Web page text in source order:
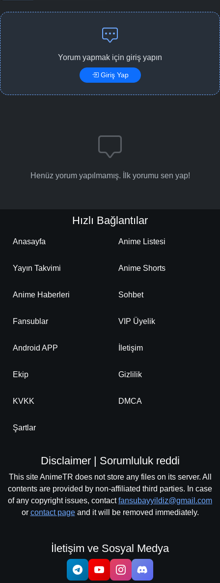
Yorum yapmak için giriş yapın
Giriş Yap
Henüz yorum yapılmamış. İlk yorumu sen yap!
Hızlı Bağlantılar
Anasayfa Anime Listesi
Yayın Takvimi Anime Shorts
Anime Haberleri Sohbet
Fansublar VIP Üyelik
Android APP İletişim
Ekip Gizlilik
KVKK DMCA
Şartlar
Disclaimer | Sorumluluk reddi
This site AnimeTR does not store any files on its server. All
contents are provided by non-affiliated third parties. In case
of any copyright issues, contactfansubayyildiz@gmail.com
or contact pageand it will be removed immediately.
İletişim ve Sosyal Medya